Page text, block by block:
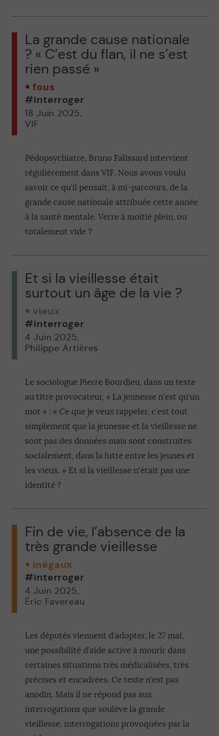
La grande cause nationale
? « C’est du flan, il ne s’est
rien passé »
fous
#interroger
18 Juin 2025,
VIF
Pédopsychiatre, Bruno Falissard intervient
régulièrement dans VIF. Nous avons voulu
savoir ce qu’il pensait, à mi-parcours, de la
grande cause nationale attribuée cette année
à la santé mentale. Verre à moitié plein, ou
totalement vide ?
Et si la vieillesse était
surtout un âge de la vie ?
vieux
#interroger
4 Juin 2025,
Philippe Artières
Le sociologue Pierre Bourdieu, dans un texte
au titre provocateur, « La jeunesse n’est qu’un
mot » : « Ce que je veux rappeler, c’est tout
simplement que la jeunesse et la vieillesse ne
sont pas des données mais sont construites
socialement, dans la lutte entre les jeunes et
les vieux. » Et si la vieillesse n'était pas une
identité ?
Fin de vie, l’absence de la
très grande vieillesse
inégaux
#interroger
4 Juin 2025,
Éric Favereau
Les députés viennent d’adopter, le 27 mai,
une possibilité d’aide active à mourir dans
certaines situations très médicalisées, très
précises et encadrées. Ce texte n’est pas
anodin. Mais il ne répond pas aux
interrogations que soulève la grande
vieillesse, interrogations provoquées par la